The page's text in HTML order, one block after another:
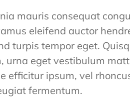
mauris consequat
eleifend auctor
turpis tempor eget.
urna eget vestibulum
efficitur ipsum, vel
fermentum.